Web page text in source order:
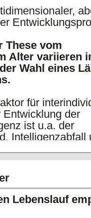
These vom
Alter variieren
Wahl eines
für
Entwicklung der
ist u.a. der
Intelligenzabfall
Status
in
einher.
Lebenslauf